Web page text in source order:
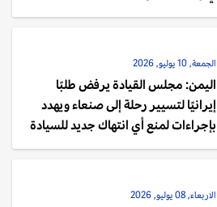
الجمعة, 10 يوليو, 2026
اليمن: مجلس القيادة يرفض طلبًا
إيرانيًا لتسيير رحلة إلى صنعاء ويهدد
بإجراءات لمنع أي انتهاك جديد للسيادة
الاربعاء, 08 يوليو, 2026